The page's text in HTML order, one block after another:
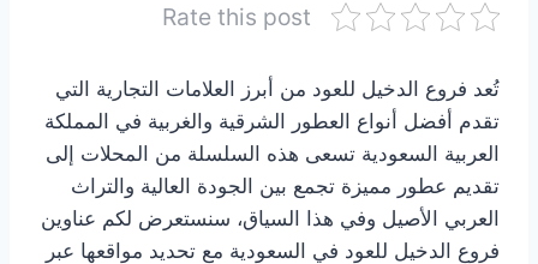
Rate this post
تُعد فروع الدخيل للعود من أبرز العلامات التجارية التي
تقدم أفضل أنواع العطور الشرقية والغربية في المملكة
العربية السعودية تسعى هذه السلسلة من المحلات إلى
تقديم عطور مميزة تجمع بين الجودة العالية والتراث
العربي الأصيل وفي هذا السياق، سنستعرض لكم عناوين
فروع الدخيل للعود في السعودية مع تحديد مواقعها عبر